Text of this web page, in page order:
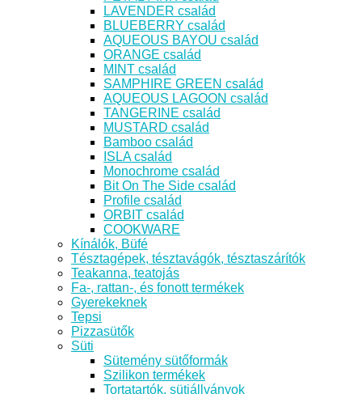
LAVENDER család
BLUEBERRY család
AQUEOUS BAYOU család
ORANGE család
MINT család
SAMPHIRE GREEN család
AQUEOUS LAGOON család
TANGERINE család
MUSTARD család
Bamboo család
ISLA család
Monochrome család
Bit On The Side család
Profile család
ORBIT család
COOKWARE
Kínálók, Büfé
Tésztagépek, tésztavágók, tésztaszárítók
Teakanna, teatojás
Fa-, rattan-, és fonott termékek
Gyerekeknek
Tepsi
Pizzasütők
Süti
Sütemény sütőformák
Szilikon termékek
Tortatartók, sütiállványok